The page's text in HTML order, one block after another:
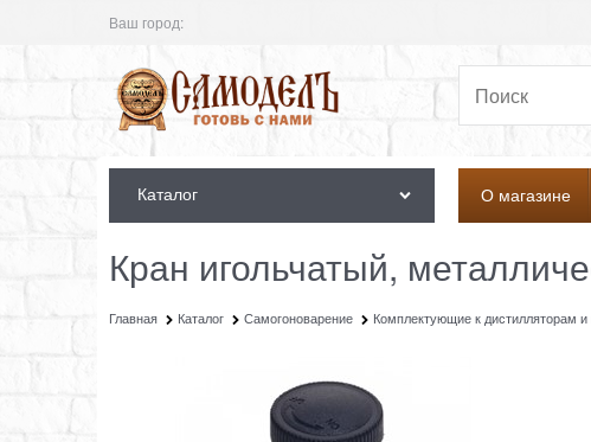
Ваш город:
Каталог О магазине
Кран игольчатый,
Главная Каталог Самогоноварение Комплектующие к дистилляторам и